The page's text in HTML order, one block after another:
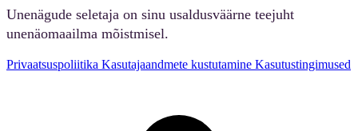
Unenägude seletaja on sinu usaldusväärne teejuht
unenäomaailma mõistmisel.
Privaatsuspoliitika Kasutajaandmete kustutamine Kasutustingimused